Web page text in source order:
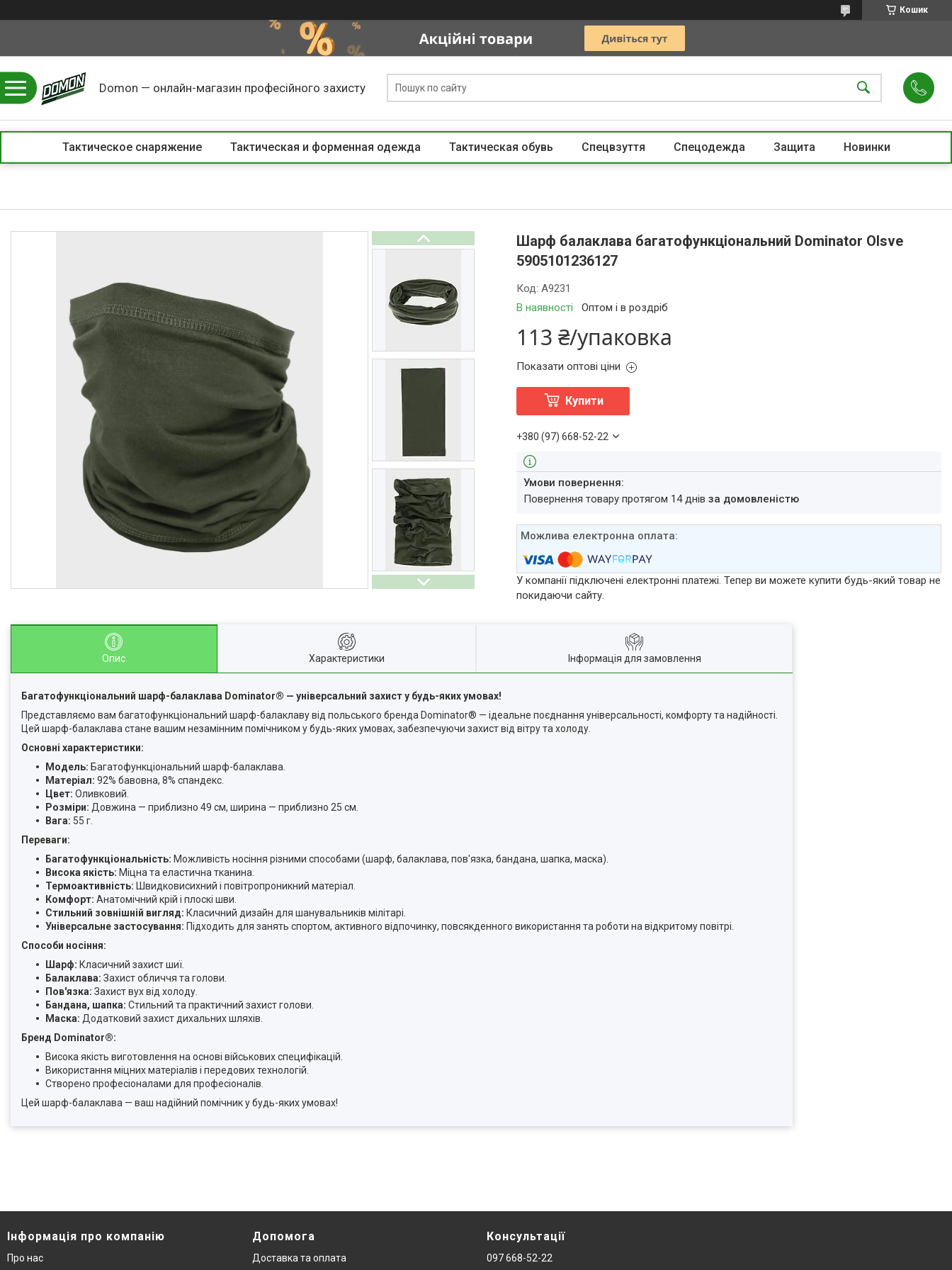
Кошик
Domon — онлайн-магазин професійного захисту
Тактическое снаряжение Тактическая и форменная одежда Тактическая обувь Спецвзуття Спецодежда Защита Новинки
Шарф балаклава багатофункціональний Dominator Olsve
5905101236127
В наявності Оптом і в роздріб
Код:A9231
113 ₴/упаковка
Показати оптові ціни
Купити
+380 (97) 668-52-22
повернення товару протягом 14 днівза домовленістю
У компанії підключені електронні платежі. Тепер ви можете купити будь-який товар не
покидаючи сайту.
Опис Характеристики Інформація для замовлення
Багатофункціональний шарф-балаклава Dominator® — універсальний захист у будь-яких умовах!
Представляємо вам багатофункціональний шарф-балаклаву від польського бренда Dominator® — ідеальне поєднання універсальності, комфорту та надійності.
Цей шарф-балаклава стане вашим незамінним помічником у будь-яких умовах, забезпечуючи захист від вітру та холоду.
Основні характеристики:
Модель: Багатофункціональний шарф-балаклава.
Матеріал: 92% бавовна, 8% спандекс.
Цвет: Оливковий.
Розміри: Довжина — приблизно 49 см, ширина — приблизно 25 см.
Вага: 55 г.
Переваги:
Багатофункціональність: Можливість носіння різними способами (шарф, балаклава, пов'язка, бандана, шапка, маска).
Висока якість: Міцна та еластична тканина.
Термоактивність: Швидковисихний і повітропроникний матеріал.
Комфорт: Анатомічний крій і плоскі шви.
Стильний зовнішній вигляд: Класичний дизайн для шанувальників мілітарі.
Універсальне застосування: Підходить для занять спортом, активного відпочинку, повсякденного використання та роботи на відкритому повітрі.
Способи носіння:
Шарф: Класичний захист шиї.
Балаклава: Захист обличчя та голови.
Пов'язка: Захист вух від холоду.
Бандана, шапка: Стильний та практичний захист голови.
Маска: Додатковий захист дихальних шляхів.
Бренд Dominator®:
Висока якість виготовлення на основі військових специфікацій.
Використання міцних матеріалів і передових технологій.
Створено професіоналами для професіоналів.
Цей шарф-балаклава — ваш надійний помічник у будь-яких умовах!
Інформація про компанію
Про нас
Допомога
Доставка та оплата
Консультації
097 668-52-22